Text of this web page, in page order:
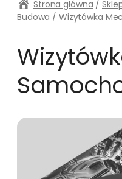
Strona główna /
Budowa / Wizytówka